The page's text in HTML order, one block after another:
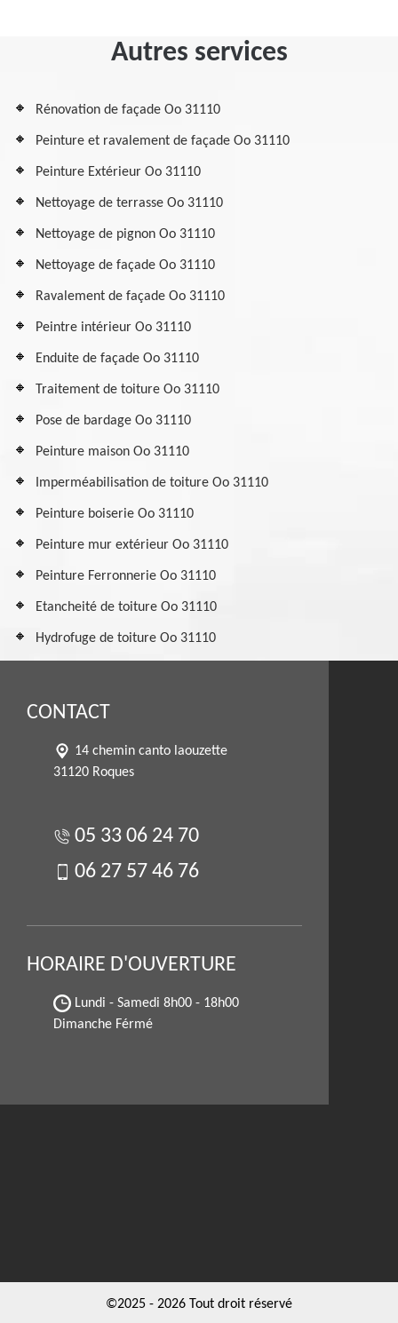
Autres services
Rénovation de façade Oo 31110
Peinture et ravalement de façade Oo 31110
Peinture Extérieur Oo 31110
Nettoyage de terrasse Oo 31110
Nettoyage de pignon Oo 31110
Nettoyage de façade Oo 31110
Ravalement de façade Oo 31110
Peintre intérieur Oo 31110
Enduite de façade Oo 31110
Traitement de toiture Oo 31110
Pose de bardage Oo 31110
Peinture maison Oo 31110
Imperméabilisation de toiture Oo 31110
Peinture boiserie Oo 31110
Peinture mur extérieur Oo 31110
Peinture Ferronnerie Oo 31110
Etancheité de toiture Oo 31110
Hydrofuge de toiture Oo 31110
CONTACT
14 chemin canto laouzette
31120 Roques
05 33 06 24 70
06 27 57 46 76
HORAIRE D'OUVERTURE
Lundi - Samedi 8h00 - 18h00
Dimanche Férmé
©2025 - 2026 Tout droit réservé